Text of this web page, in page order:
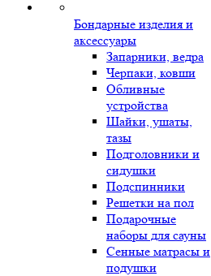
Бондарные изделия и
аксессуары
Запарники, ведра
Черпаки, ковши
Обливные
устройства
Шайки, ушаты,
тазы
Подголовники и
сидушки
Подспинники
Решетки на пол
Подарочные
наборы для сауны
Сенные матрасы и
подушки